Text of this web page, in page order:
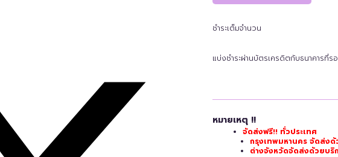
ชำระเต็มจำนวน
แบ่งชำระผ่านบัตรเครดิตกับธนาคารที่ร
หมายเหตุ !!
จัดส่งฟรี!! ทั่วประเทศ
กรุงเทพมหานคร จัดส่ง
ต่างจังหวัดจัดส่งด้วยบริ